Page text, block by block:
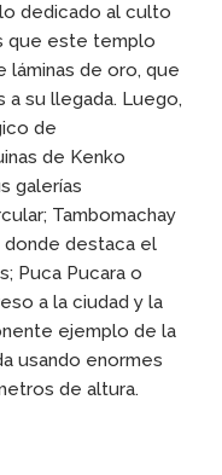
dedicado al culto
que este templo
de oro, que
a su llegada. Luego,
de
de Kenko
galerías
Tambomachay
donde destaca el
Puca Pucara o
a la ciudad y la
ejemplo de la
usando enormes
de altura.